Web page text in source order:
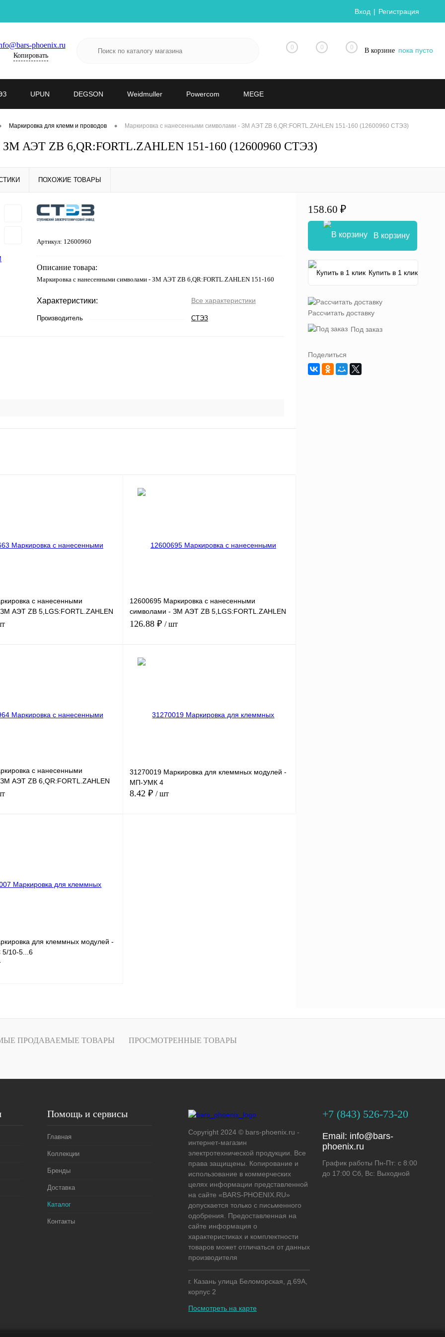
Вход Регистрация
phoenix.ru
Копировать
0 0 0 В корзине пока пусто
UPUN DEGSON Weidmuller Powercom MEGE
Маркировка для клемм и проводов • Маркировка с нанесенными символами - ЗМ АЭТ ZB 6,QR:FORTL.ZAHLEN 151-160 (12600960 СТЭЗ)
ЗМ АЭТ ZB 6,QR:FORTL.ZAHLEN 151-160 (12600960 СТЭЗ)
ПОХОЖИЕ ТОВАРЫ
Артикул: 12600960
Описание товара:
Маркировка с нанесенными символами - ЗМ АЭТ ZB 6,QR:FORTL.ZAHLEN 151-160
Характеристики: Все характеристики
Производитель СТЭЗ
с нанесенными
АЭТ ZB 5,LGS:FORTL.ZAHLEN
12600695 Маркировка с нанесенными
символами - ЗМ АЭТ ZB 5,LGS:FORTL.ZAHLEN
481-490
126.88 ₽ / шт
с нанесенными
АЭТ ZB 6,QR:FORTL.ZAHLEN
31270019 Маркировка для клеммных модулей -
МП-УМК 4
8.42 ₽ / шт
для клеммных модулей -
10-5...6
158.60 ₽
В корзину
Купить в 1 клик
Рассчитать доставку
Под заказ
Поделиться
ПРОДАВАЕМЫЕ ТОВАРЫ ПРОСМОТРЕННЫЕ ТОВАРЫ
Помощь и сервисы
Главная
Коллекции
Бренды
Доставка
Каталог
Контакты
Copyright 2024 © bars-phoenix.ru -
интернет-магазин
электротехнической продукции. Все
права защищены. Копирование и
использование в коммерческих
целях информации представленной
на сайте «BARS-PHOENIX.RU»
допускается только с письменного
одобрения. Предоставленная на
сайте информация о
характеристиках и комплектности
товаров может отличаться от данных
производителя
г. Казань улица Беломорская, д.69А,
корпус 2
Посмотреть на карте
+7 (843) 526-73-20
Email: info@bars-
phoenix.ru
График работы Пн-Пт: с 8:00
до 17:00 Сб, Вс: Выходной